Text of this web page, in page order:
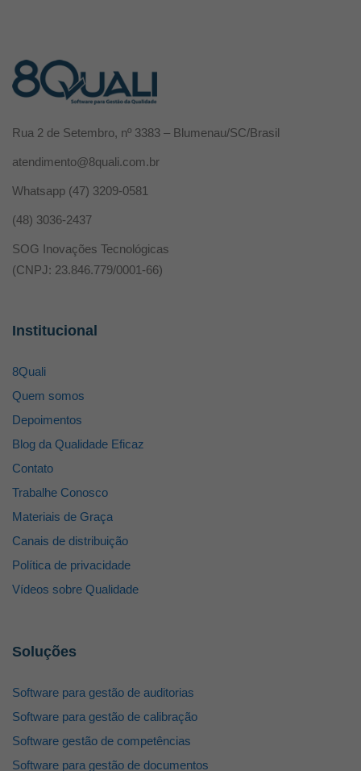
Rua 2 de Setembro, nº 3383 – Blumenau/SC/Brasil
atendimento@8quali.com.br
Whatsapp (47) 3209-0581
(48) 3036-2437
SOG Inovações Tecnológicas
(CNPJ: 23.846.779/0001-66)
Institucional
8Quali
Quem somos
Depoimentos
Blog da Qualidade Eficaz
Contato
Trabalhe Conosco
Materiais de Graça
Canais de distribuição
Política de privacidade
Vídeos sobre Qualidade
Soluções
Software para gestão de auditorias
Software para gestão de calibração
Software gestão de competências
Software para gestão de documentos